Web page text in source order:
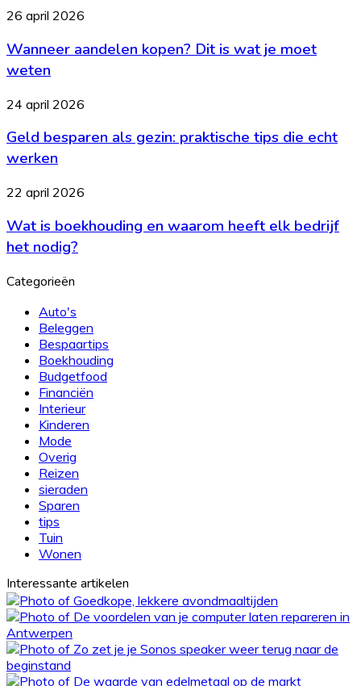
bewaar
de
balans
Wanneer
kopen?
is
je
moet
weten
26 april 2026
Wanneer aandelen kopen? Dit is wat je moet
weten
Geld
als
gezin:
praktische
die
werken
24 april 2026
Geld besparen als gezin: praktische tips die echt
werken
Wat
boekhouding
en
waarom
elk
nodig?
22 april 2026
Wat is boekhouding en waarom heeft elk bedrijf
het nodig?
Categorieën
Auto's
Beleggen
Bespaartips
Boekhouding
Budgetfood
Financiën
Interieur
Kinderen
Mode
Overig
Reizen
sieraden
Sparen
tips
Tuin
Wonen
Interessante artikelen